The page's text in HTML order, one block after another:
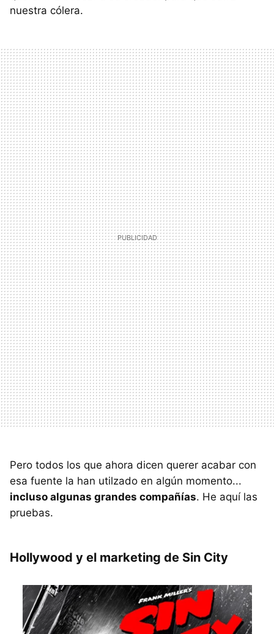
nuestra cólera.
Pero todos los que ahora dicen querer acabar con
esa fuente la han utilzado en algún momento...
incluso algunas grandes compañías. He aquí las
pruebas.
Hollywood y el marketing de Sin City